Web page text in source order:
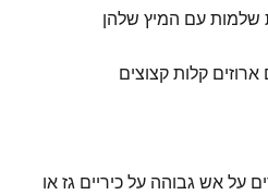
שלמות עם המיץ שלהן
על אש גבוהה על כיריים גז או